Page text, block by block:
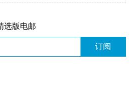
选版电邮
订阅